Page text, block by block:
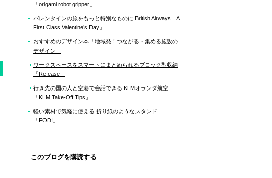
「origami robot gripper」
バレンタインの旅をもっと特別なものに British Airways「A
First Class Valentine’s Day」
おすすめのデザイン本「地域発！つながる・集める施設の
デザイン」
ワークスペースをスマートにまとめられるブロック型収納
「Re:ease」
行き先の国の人と空港で会話できる KLMオランダ航空
「KLM Take-Off Tips」
軽い素材で気軽に使える 折り紙のようなスタンド
「FODI」
このブログを購読する